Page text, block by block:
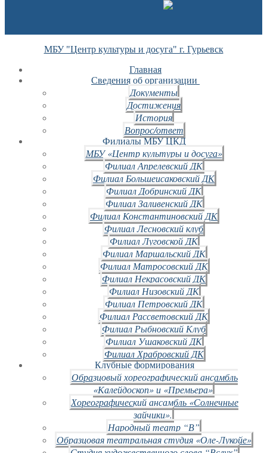
МБУ "Центр культуры и досуга" г. Гурьевск
Главная
Сведения об организации
Документы
Достижения
История
Вопрос/ответ
Филиалы МБУ ЦКД
МБУ «Центр культуры и досуга»
Филиал Апрелевский ДК
Филиал Большеисаковский ДК
Филиал Добринский ДК
Филиал Заливенский ДК
Филиал Константиновский ДК
Филиал Лесновский клуб
Филиал Луговской ДК
Филиал Маршальский ДК
Филиал Матросовский ДК
Филиал Некрасовский ДК
Филиал Низовский ДК
Филиал Петровский ДК
Филиал Рассветовский ДК
Филиал Рыбновский Клуб
Филиал Ушаковский ДК
Филиал Храбровский ДК
Клубные формирования
Образцовый хореографический ансамбль
«Калейдоскоп» и «Премьера»
Хореографический ансамбль «Солнечные
зайчики».
Народный театр “В”
Образцовая театральная студия «Оле-Лукойе»